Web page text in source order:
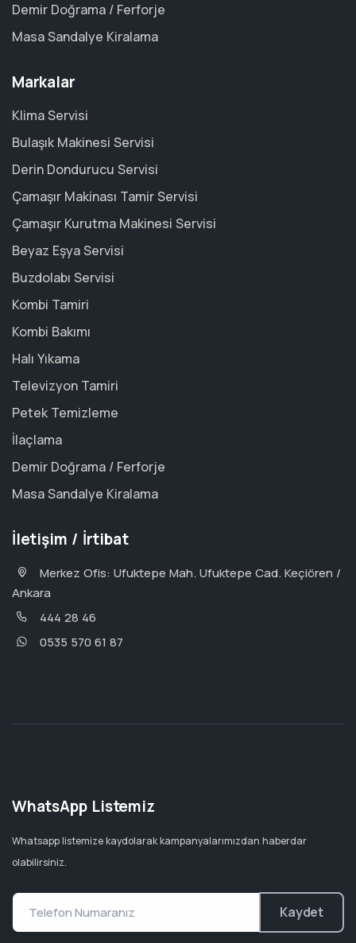
Demir Doğrama / Ferforje
Masa Sandalye Kiralama
Markalar
Klima Servisi
Bulaşık Makinesi Servisi
Derin Dondurucu Servisi
Çamaşır Makinası Tamir Servisi
Çamaşır Kurutma Makinesi Servisi
Beyaz Eşya Servisi
Buzdolabı Servisi
Kombi Tamiri
Kombi Bakımı
Halı Yıkama
Televizyon Tamiri
Petek Temizleme
İlaçlama
Demir Doğrama / Ferforje
Masa Sandalye Kiralama
İletişim / İrtibat
Merkez Ofis: Ufuktepe Mah. Ufuktepe Cad. Keçiören /
Ankara
444 28 46
0535 570 61 87
WhatsApp Listemiz
Whatsapp listemize kaydolarak kampanyalarımızdan haberdar
olabilirsiniz.
Kaydet